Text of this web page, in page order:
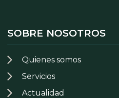
SOBRE NOSOTROS
Quienes somos
Servicios
Actualidad